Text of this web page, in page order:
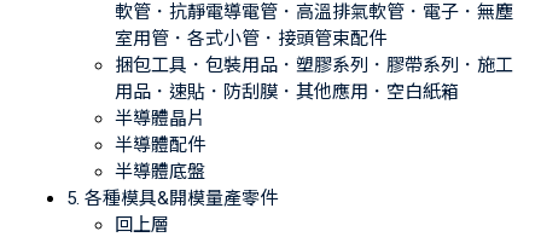
軟管．抗靜電導電管．高溫排氣軟管．電子．無塵
室用管．各式小管．接頭管束配件
捆包工具．包裝用品．塑膠系列．膠帶系列．施工
用品．速貼．防刮膜．其他應用．空白紙箱
半導體晶片
半導體配件
半導體底盤
5. 各種模具&開模量產零件
回上層